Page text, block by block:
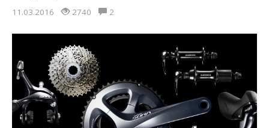
11.03.2016
2740 2